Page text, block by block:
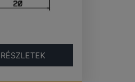
RÉSZLETEK